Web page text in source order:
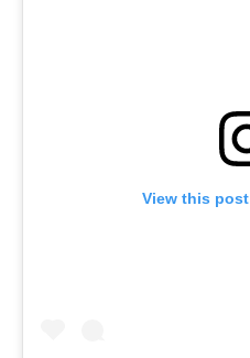
View this